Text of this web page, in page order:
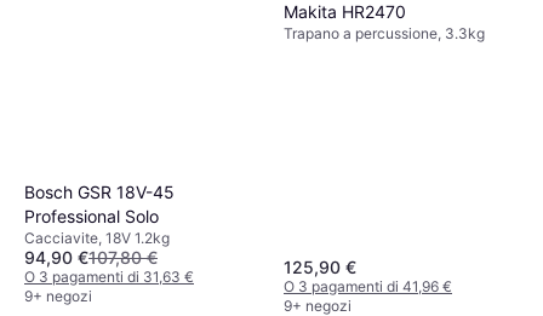
Bosch GSR 18V-45
Professional Solo
Cacciavite, 18V 1.2kg
94,90 €107,80 €
O 3 pagamenti di 31,63 €
9+ negozi
Makita HR2470
Trapano a percussione, 3.3kg
125,90 €
O 3 pagamenti di 41,96 €
9+ negozi